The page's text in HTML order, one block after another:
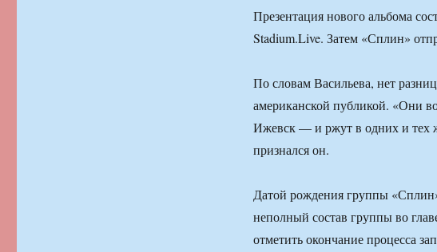
Презентация нового альбома
Stadium.Live. Затем «Сплин»
По словам Васильева, нет
американской публикой. «Они
Ижевск — и ржут в одних и тех
признался он.
Датой рождения группы
неполный состав группы во
отметить окончание процесса